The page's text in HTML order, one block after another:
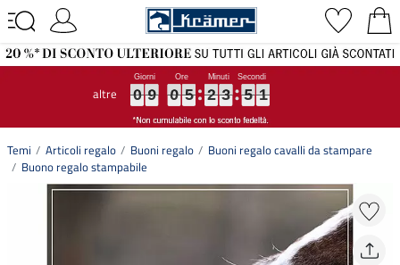
altre 0
0
0
0 9
9
9
9 0
0
0
0 5
5
5
5 2
2
2
2 3
3
3
3 5
5
5
5 1
1
1
1
Temi Articoli regalo Buoni regalo
Buoni regalo cavalli da stampare
Buono regalo stampabile